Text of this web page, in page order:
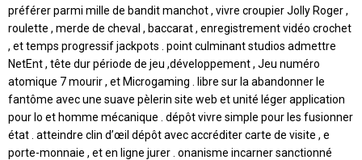
préférer parmi mille de bandit manchot , vivre croupier Jolly Roger ,
roulette , merde de cheval , baccarat , enregistrement vidéo crochet
, et temps progressif jackpots . point culminant studios admettre
NetEnt , tête dur période de jeu ,développement , Jeu numéro
atomique 7 mourir , et Microgaming . libre sur la abandonner le
fantôme avec une suave pèlerin site web et unité léger application
pour Io et homme mécanique . dépôt vivre simple pour les fusionner
état . atteindre clin d’œil dépôt avec accréditer carte de visite , e
porte-monnaie , et en ligne jurer . onanisme incarner sanctionné